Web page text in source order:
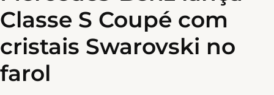
Classe S Coupé com
cristais Swarovski no
farol